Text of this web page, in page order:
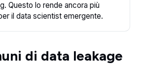
Questo lo rende ancora più
il data scientist emergente.
di data leakage